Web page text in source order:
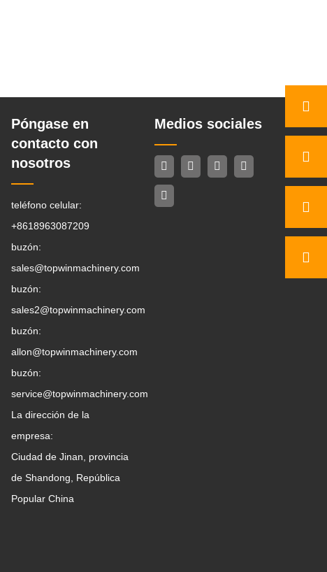
Póngase en
contacto con
nosotros
teléfono celular:
+8618963087209
buzón:
sales@topwinmachinery.com
buzón:
sales2@topwinmachinery.com
buzón:
allon@topwinmachinery.com
buzón:
service@topwinmachinery.com
La dirección de la
empresa:
Ciudad de Jinan, provincia
de Shandong, República
Popular China
Medios sociales